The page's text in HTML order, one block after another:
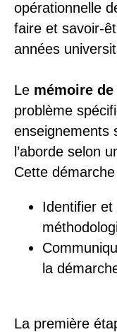
opérationnelle
faire et savoir-
années
Le mémoire de
problème
enseignements
l’aborde selon
Cette
Identifier
la
La première